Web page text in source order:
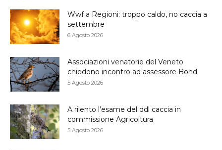
Wwf a Regioni: troppo caldo, no caccia a
settembre
6 Agosto 2026
Associazioni venatorie del Veneto
chiedono incontro ad assessore Bond
5 Agosto 2026
A rilento l’esame del ddl caccia in
commissione Agricoltura
5 Agosto 2026